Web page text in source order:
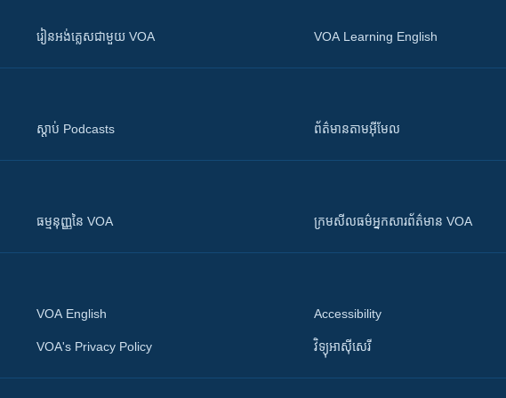
រៀន​​​​​​អង់គ្លេស​​ជាមួយ VOA VOA Learning English
ស្តាប់ Podcasts ព័ត៌មាន​តាម​អ៊ីមែល
ធម្មនុញ្ញ​នៃ VOA ក្រម​​​សីលធម៌​​​អ្នក​​​សារព័ត៌មាន VOA
VOA English
VOA's Privacy Policy
Accessibility
វិទ្យុ​អាស៊ី​សេរី